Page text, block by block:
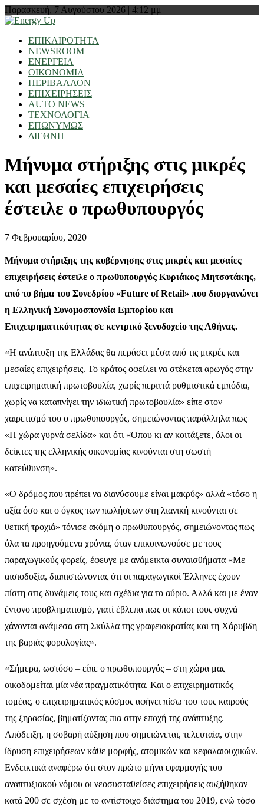
Παρασκευή, 7 Αυγούστου 2026 | 4:12 μμ
ΕΠΙΚΑΙΡΟΤΗΤΑ
NEWSROOM
ΕΝΕΡΓΕΙΑ
ΟΙΚΟΝΟΜΙΑ
ΠΕΡΙΒΑΛΛΟΝ
ΕΠΙΧΕΙΡΗΣΕΙΣ
AUTO NEWS
ΤΕΧΝΟΛΟΓΙΑ
ΕΠΩΝΥΜΩΣ
ΔΙΕΘΝΗ
Μήνυμα στήριξης στις μικρές
και μεσαίες επιχειρήσεις
έστειλε ο πρωθυπουργός
7 Φεβρουαρίου, 2020
Μήνυμα στήριξης της κυβέρνησης στις μικρές και μεσαίες
επιχειρήσεις έστειλε ο πρωθυπουργός Κυριάκος Μητσοτάκης,
από το βήμα του Συνεδρίου «Future of Retail» που διοργανώνει
η Ελληνική Συνομοσπονδία Εμπορίου και
Επιχειρηματικότητας σε κεντρικό ξενοδοχείο της Αθήνας.
«Η ανάπτυξη της Ελλάδας θα περάσει μέσα από τις μικρές και
μεσαίες επιχειρήσεις. Το κράτος οφείλει να στέκεται αρωγός στην
επιχειρηματική πρωτοβουλία, χωρίς περιττά ρυθμιστικά εμπόδια,
χωρίς να καταπνίγει την ιδιωτική πρωτοβουλία» είπε στον
χαιρετισμό του ο πρωθυπουργός, σημειώνοντας παράλληλα πως
«Η χώρα γυρνά σελίδα» και ότι «Όπου κι αν κοιτάξετε, όλοι οι
δείκτες της ελληνικής οικονομίας κινούνται στη σωστή
κατεύθυνση».
«Ο δρόμος που πρέπει να διανύσουμε είναι μακρύς» αλλά «τόσο η
αξία όσο και ο όγκος των πωλήσεων στη λιανική κινούνται σε
θετική τροχιά» τόνισε ακόμη ο πρωθυπουργός, σημειώνοντας πως
όλα τα προηγούμενα χρόνια, όταν επικοινωνούσε με τους
παραγωγικούς φορείς, έφευγε με ανάμεικτα συναισθήματα «Με
αισιοδοξία, διαπιστώνοντας ότι οι παραγωγικοί Έλληνες έχουν
πίστη στις δυνάμεις τους και σχέδια για το αύριο. Αλλά και με έναν
έντονο προβληματισμό, γιατί έβλεπα πως οι κόποι τους συχνά
χάνονται ανάμεσα στη Σκύλλα της γραφειοκρατίας και τη Χάρυβδη
της βαριάς φορολογίας».
«Σήμερα, ωστόσο – είπε ο πρωθυπουργός – στη χώρα μας
οικοδομείται μία νέα πραγματικότητα. Και ο επιχειρηματικός
τομέας, ο επιχειρηματικός κόσμος αφήνει πίσω του τους καιρούς
της ξηρασίας, βηματίζοντας πια στην εποχή της ανάπτυξης.
Απόδειξη, η σοβαρή αύξηση που σημειώνεται, τελευταία, στην
ίδρυση επιχειρήσεων κάθε μορφής, ατομικών και κεφαλαιουχικών.
Ενδεικτικά αναφέρω ότι στον πρώτο μήνα εφαρμογής του
αναπτυξιακού νόμου οι νεοσυσταθείσες επιχειρήσεις αυξήθηκαν
κατά 200 σε σχέση με το αντίστοιχο διάστημα του 2019, ενώ τόσο